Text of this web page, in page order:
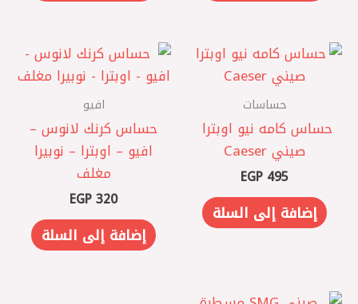
حساسات
حساس كامه نيو اوبترا ‏
صيني Caeser
EGP 495
إضافة إلى السلة
افيو
حساس كرنك لانوس –
افيو – اوبترا – نوبيرا
مغلف
EGP320
إضافة إلى السلة